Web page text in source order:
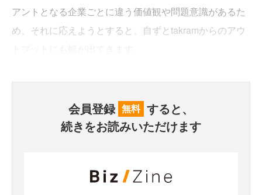
アントとなる企業ごとに違う価値観や問題意識があるた
め、それに応えようとすると、自ずとtakramからのアウ
会員登録 無料 すると、
続きをお読みいただけます